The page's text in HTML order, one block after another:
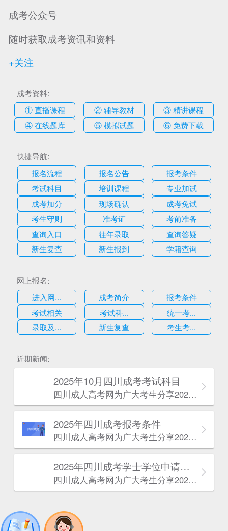
成考公众号
随时获取成考资讯和资料
+关注
成考资料:
① 直播课程
② 辅导教材
③ 精讲课程
④ 在线题库
⑤ 模拟试题 ⑥ 免费下载
快捷导航:
报名流程
报名公告
报考条件
考试科目
培训课程
专业加试
成考加分
现场确认
成考免试
考生守则
准考证
考前准备
查询入口
往年录取
查询答疑
新生复查
新生报到 学籍查询
网上报名:
进入网...
成考简介
报考条件
考试相关
考试科...
统一考...
录取及...
新生复查 考生考...
近期新闻:
2025年10月四川成考考试科目
四川成人高考网​为广大考生分享2025年10月四川成考考试科目。为广大在职人员和社会人士提供学历提升的机会。更多四川成考考试信息，欢迎在线访问四川成人高考网。
2025年‌‌‌‌四川成考报考条件
四川成人高考网​为广大考生分享2025年‌‌‌‌四川成考报考条件。为广大在职人员和社会人士提供学历提升的机会。更多四川成考考试信息，欢迎在线访问四川成人高考网。
2025年‌‌‌‌四川成考学士学位申请条件
四川成人高考网​为广大考生分享2025年‌‌‌‌四川成考学士学位申请条件。为广大在职人员和社会人士提供学历提升的机会。更多四川成考考试信息，欢迎在线访问四川成人高考网。